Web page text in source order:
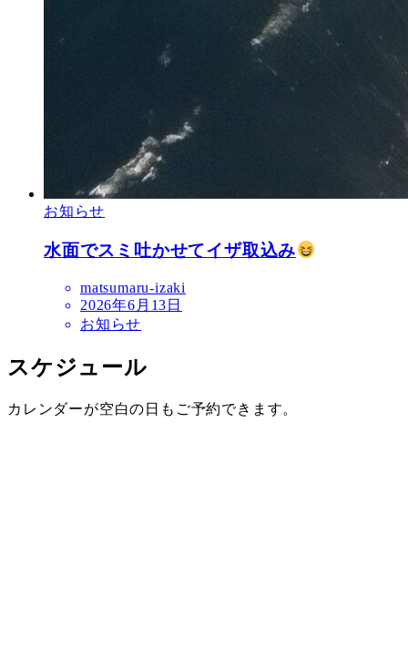
お知らせ
水面でスミ吐かせてイザ取込み
matsumaru-izaki
2026年6月13日
お知らせ
スケジュール
カレンダーが空白の日もご予約できます。